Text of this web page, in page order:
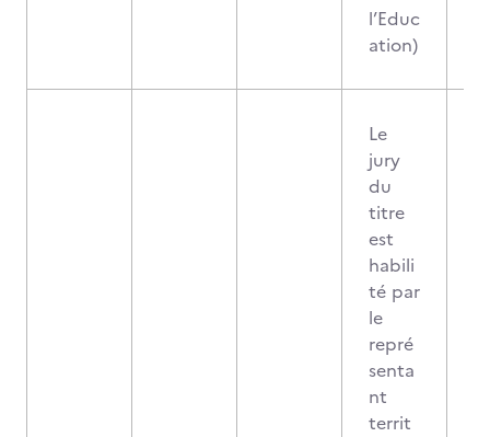
l’Educ
ation)
Le
jury
du
titre
est
habili
té par
le
repré
senta
nt
territ